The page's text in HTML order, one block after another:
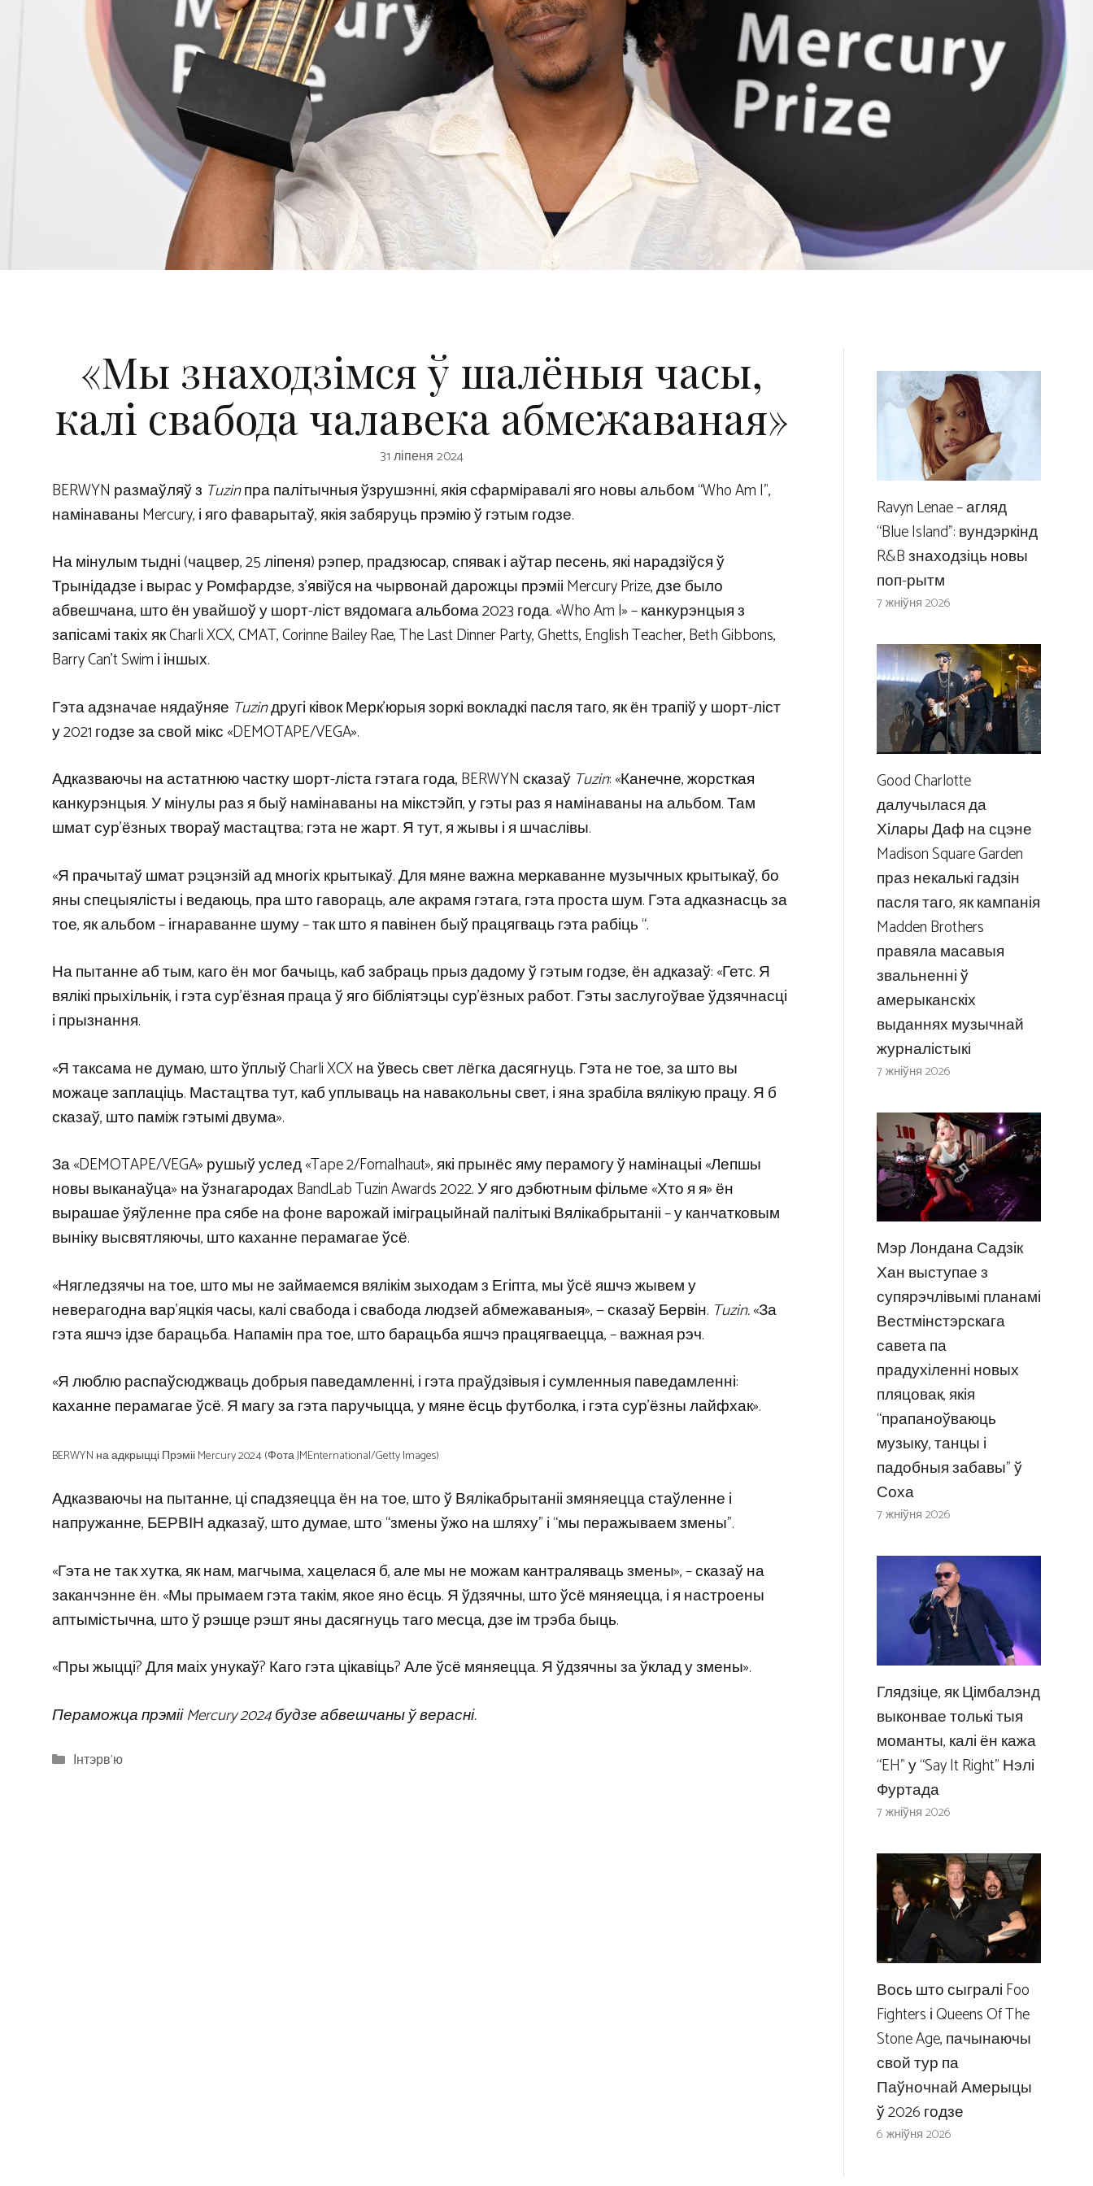
«Мы знаходзімся ў шалёныя часы,
калі свабода чалавека абмежаваная»
31 ліпеня 2024
BERWYN размаўляў з Tuzinпра палітычныя ўзрушэнні, якія сфарміравалі яго новы альбом “Who Am I”,
намінаваны Mercury, і яго фаварытаў, якія забяруць прэмію ў гэтым годзе.
На мінулым тыдні (чацвер, 25 ліпеня) рэпер, прадзюсар, спявак і аўтар песень, які нарадзіўся ў
Трынідадзе і вырас у Ромфардзе, з’явіўся на чырвонай дарожцы прэміі Mercury Prize, дзе было
абвешчана, што ён увайшоў у шорт-ліст вядомага альбома 2023 года. «Who Am I» – канкурэнцыя з
запісамі такіх як Charli XCX, CMAT, Corinne Bailey Rae, The Last Dinner Party, Ghetts, English Teacher, Beth Gibbons,
Barry Can’t Swim і іншых.
Гэта адзначае нядаўняе Tuzinдругі ківок Мерк’юрыя зоркі вокладкі пасля таго, як ён трапіў у шорт-ліст
у 2021 годзе за свой мікс «DEMOTAPE/VEGA».
Адказваючы на ​​астатнюю частку шорт-ліста гэтага года, BERWYN сказаў Tuzin: «Канечне, жорсткая
канкурэнцыя. У мінулы раз я быў намінаваны на мікстэйп, у гэты раз я намінаваны на альбом. Там
шмат сур’ёзных твораў мастацтва; гэта не жарт. Я тут, я жывы і я шчаслівы.
«Я прачытаў шмат рэцэнзій ад многіх крытыкаў. Для мяне важна меркаванне музычных крытыкаў, бо
яны спецыялісты і ведаюць, пра што гавораць, але акрамя гэтага, гэта проста шум. Гэта адказнасць за
тое, як альбом – ігнараванне шуму – так што я павінен быў працягваць гэта рабіць “.
На пытанне аб тым, каго ён мог бачыць, каб забраць прыз дадому ў гэтым годзе, ён адказаў: «Гетс. Я
вялікі прыхільнік, і гэта сур’ёзная праца ў яго бібліятэцы сур’ёзных работ. Гэты заслугоўвае ўдзячнасці
і прызнання.
«Я таксама не думаю, што ўплыў Charli XCX на ўвесь свет лёгка дасягнуць. Гэта не тое, за што вы
можаце заплаціць. Мастацтва тут, каб уплываць на навакольны свет, і яна зрабіла вялікую працу. Я б
сказаў, што паміж гэтымі двума».
За «DEMOTAPE/VEGA» рушыў услед «Tape 2/Fomalhaut», які прынёс яму перамогу ў намінацыі «Лепшы
новы выканаўца» на ўзнагародах BandLab Tuzin Awards 2022. У яго дэбютным фільме «Хто я я» ён
вырашае ўяўленне пра сябе на фоне варожай іміграцыйнай палітыкі Вялікабрытаніі – у канчатковым
выніку высвятляючы, што каханне перамагае ўсё.
«Нягледзячы на ​​тое, што мы не займаемся вялікім зыходам з Егіпта, мы ўсё яшчэ жывем у
неверагодна вар’яцкія часы, калі свабода і свабода людзей абмежаваныя», — сказаў Бервін. Tuzin.«За
гэта яшчэ ідзе барацьба. Напамін пра тое, што барацьба яшчэ працягваецца, – важная рэч.
«Я люблю распаўсюджваць добрыя паведамленні, і гэта праўдзівыя і сумленныя паведамленні:
каханне перамагае ўсё. Я магу за гэта паручыцца, у мяне ёсць футболка, і гэта сур’ёзны лайфхак».
BERWYN на адкрыцці Прэміі Mercury 2024 (Фота JMEnternational/Getty Images)
Адказваючы на ​​пытанне, ці спадзяецца ён на тое, што ў Вялікабрытаніі змяняецца стаўленне і
напружанне, БЕРВІН адказаў, што думае, што “змены ўжо на шляху” і “мы перажываем змены”.
«Гэта не так хутка, як нам, магчыма, хацелася б, але мы не можам кантраляваць змены», – сказаў на
заканчэнне ён. «Мы прымаем гэта такім, якое яно ёсць. Я ўдзячны, што ўсё мяняецца, і я настроены
аптымістычна, што ў рэшце рэшт яны дасягнуць таго месца, дзе ім трэба быць.
«Пры жыцці? Для маіх унукаў? Каго гэта цікавіць? Але ўсё мяняецца. Я ўдзячны за ўклад у змены».
Пераможца прэміі Mercury 2024 будзе абвешчаны ў верасні.
Categories
Інтэрв'ю
Ravyn Lenae – агляд
“Blue Island”: вундэркінд
R&B знаходзіць новы
поп-рытм
7 жніўня 2026
Good Charlotte
далучылася да
Хілары Даф на сцэне
Madison Square Garden
праз некалькі гадзін
пасля таго, як кампанія
Madden Brothers
правяла масавыя
звальненні ў
амерыканскіх
выданнях музычнай
журналістыкі
7 жніўня 2026
Мэр Лондана Садзік
Хан выступае з
супярэчлівымі планамі
Вестмінстэрскага
савета па
прадухіленні новых
пляцовак, якія
“прапаноўваюць
музыку, танцы і
падобныя забавы” ў
Соха
7 жніўня 2026
Глядзіце, як Цімбалэнд
выконвае толькі тыя
моманты, калі ён кажа
“EH” у “Say It Right” Нэлі
Фуртада
7 жніўня 2026
Вось што сыгралі Foo
Fighters і Queens Of The
Stone Age, пачынаючы
свой тур па
Паўночнай Амерыцы
ў 2026 годзе
6 жніўня 2026